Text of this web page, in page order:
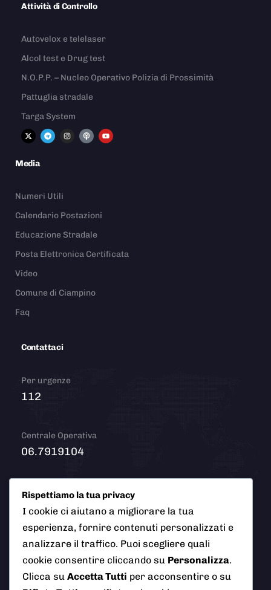
Attività di Controllo
Autovelox e telelaser
Alcol test e Drug test
N.O.P.P. – Nucleo Operativo Polizia di Prossimità
Pattuglia stradale
Targa System
Media
Numeri Utili
Calendario Postazioni
Educazione Stradale
Posta Elettronica Certificata
Video
Comune di Ciampino
Faq
Contattaci
Per urgenze
112
Centrale Operativa
06.7919104
Email
info@polizialocaleciampino.it
© 2026 Polizia Locale del Comune di Ciampino (Roma). Tutti
i diritti riservati
Rispettiamo la tua privacy
I cookie ci aiutano a migliorare la tua
esperienza, fornire contenuti personalizzati e
analizzare il traffico. Puoi scegliere quali
cookie consentire cliccando su Personalizza.
Clicca su Accetta Tutti per acconsentire o su